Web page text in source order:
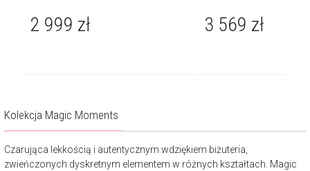
2 999 zł 3 569 zł
Kolekcja Magic Moments
Czarująca lekkością i autentycznym wdziękiem biżuteria,
zwieńczonych dyskretnym elementem w różnych kształtach. Magic